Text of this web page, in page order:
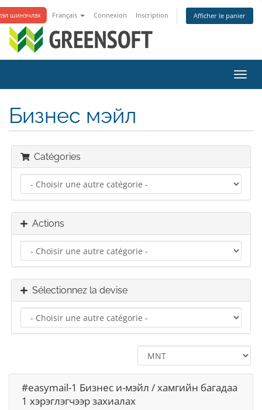
шинэчлэх Français Connexion Inscription Afficher le panier
la
Бизнес мэйл
Catégories
Actions
Sélectionnez la devise
#easymail-1 Бизнес и-мэйл / хамгийн багадаа
1 хэрэглэгчээр захиалах